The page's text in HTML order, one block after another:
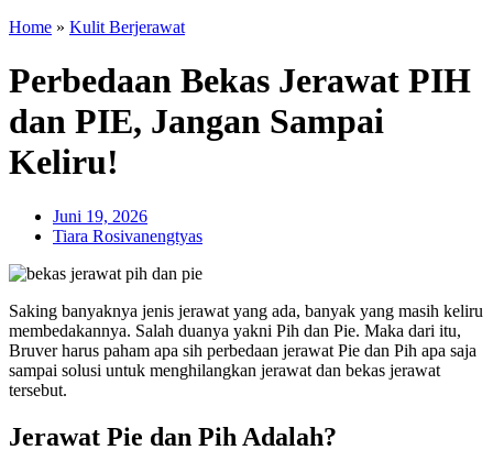
Home » Kulit Berjerawat
Perbedaan Bekas Jerawat PIH
dan PIE, Jangan Sampai
Keliru!
Juni 19, 2026
Tiara Rosivanengtyas
Saking banyaknya jenis jerawat yang ada, banyak yang masih keliru
membedakannya. Salah duanya yakni Pih dan Pie. Maka dari itu,
Bruver harus paham apa sih perbedaan jerawat Pie dan Pih apa saja
sampai solusi untuk menghilangkan jerawat dan bekas jerawat
tersebut.
Jerawat Pie dan Pih Adalah?